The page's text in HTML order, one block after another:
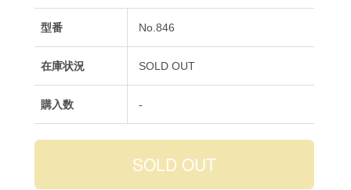
型番 No.846
在庫状況 SOLD OUT
購入数 -